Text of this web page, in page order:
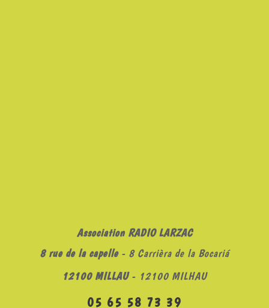
Association RADIO LARZAC
8 rue de la capelle- 8 Carrièra de la Bocariá
12100 MILLAU- 12100 MILHAU
05 65 58 73 39